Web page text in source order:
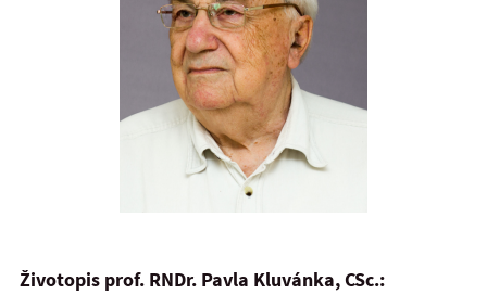
Životopis prof. RNDr. Pavla Kluvánka, CSc.: